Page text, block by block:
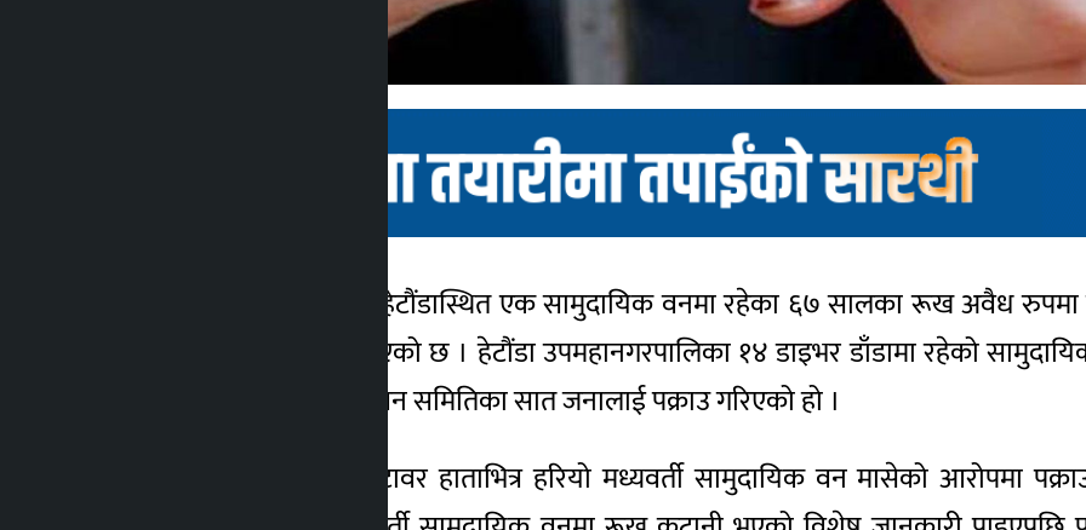
मकवानपुर । मकवानपुरको हेटौंडास्थित एक सामुदायिक वनमा रहेका ६७ सालका रूख अवैध
अनुसन्धान प्रक्रिया सुरु गरिएको छ । हेटौंडा उपमहानगरपालिका १४ डाइभर डाँडामा रहेको
रुख कटान गरेको आरोपमा वन समितिका सात जनालाई पक्राउ गरिएको हो ।
सो वडाको निमार्णाधीन भ्यूटावर हाताभित्र हरियो मध्यवर्ती सामुदायिक वन मासेको आरोपमा